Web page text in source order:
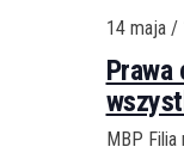
14 maja /
Prawa
MBP Filia